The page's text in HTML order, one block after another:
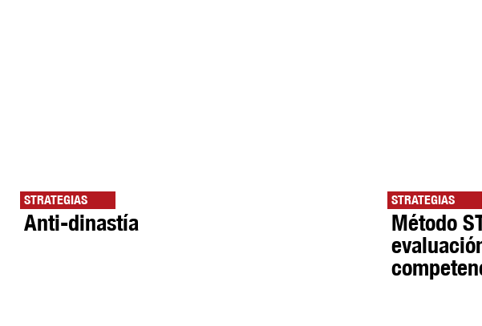
STRATEGIAS
Anti-dinastía
STRATEGIAS
Método